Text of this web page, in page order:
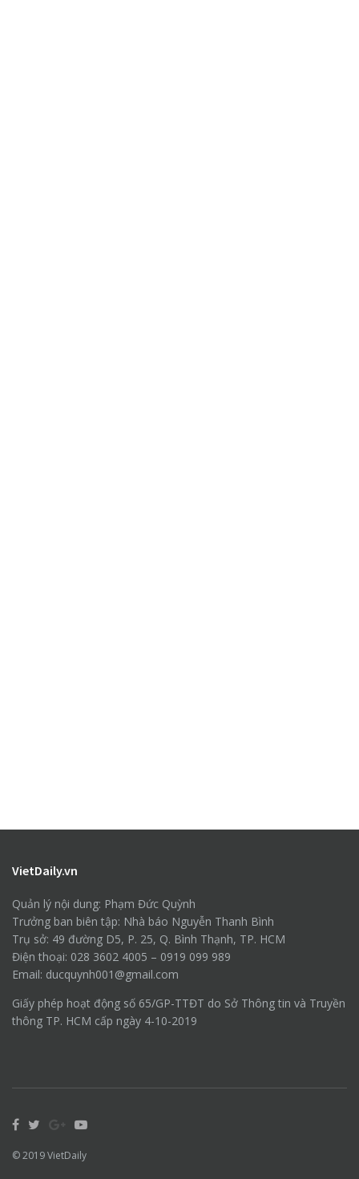
VietDaily.vn
Quản lý nội dung: Phạm Đức Quỳnh
Trưởng ban biên tập: Nhà báo Nguyễn Thanh Bình
Trụ sở: 49 đường D5, P. 25, Q. Bình Thạnh, TP. HCM
Điện thoại: 028 3602 4005 – 0919 099 989
Email: ducquynh001@gmail.com
Giấy phép hoạt động số 65/GP-TTĐT do Sở Thông tin và Truyền
thông TP. HCM cấp ngày 4-10-2019
© 2019VietDaily